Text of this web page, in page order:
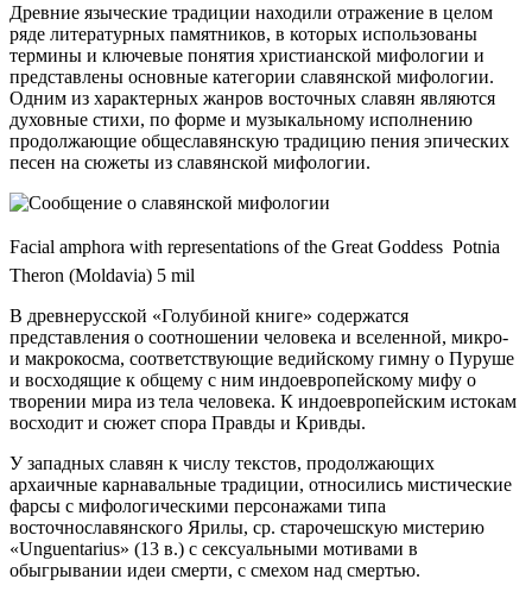
Древние языческие традиции находили отражение в целом
ряде литературных памятников, в которых использованы
термины и ключевые понятия христианской мифологии и
представлены основные категории славянской мифологии.
Одним из характерных жанров восточных славян являются
духовные стихи, по форме и музыкальному исполнению
продолжающие общеславянскую традицию пения эпических
песен на сюжеты из славянской мифологии.
Facial amphora with representations of the Great Goddess  Potnia
Theron (Moldavia) 5 mil
В древнерусской «Голубиной книге» содержатся
представления о соотношении человека и вселенной, микро-
и макрокосма, соответствующие ведийскому гимну о Пуруше
и восходящие к общему с ним индоевропейскому мифу о
творении мира из тела человека. К индоевропейским истокам
восходит и сюжет спора Правды и Кривды.
У западных славян к числу текстов, продолжающих
архаичные карнавальные традиции, относились мистические
фарсы с мифологическими персонажами типа
восточнославянского Ярилы, ср. старочешскую мистерию
«Unguentarius» (13 в.) с сексуальными мотивами в
обыгрывании идеи смерти, с смехом над смертью.